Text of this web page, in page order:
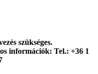
szükséges.
információk: Tel.: +36 1